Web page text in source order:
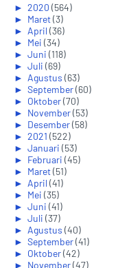
► 2020 (564)
► Maret(3)
► April(36)
► Mei (34)
► Juni (118)
► Juli (69)
► Agustus (63)
► September(60)
► Oktober(70)
► November(53)
► Desember(58)
► 2021 (522)
► Januari (53)
► Februari (45)
► Maret(51)
► April(41)
► Mei (35)
► Juni (41)
► Juli (37)
► Agustus (40)
► September(41)
► Oktober(42)
► November(47)